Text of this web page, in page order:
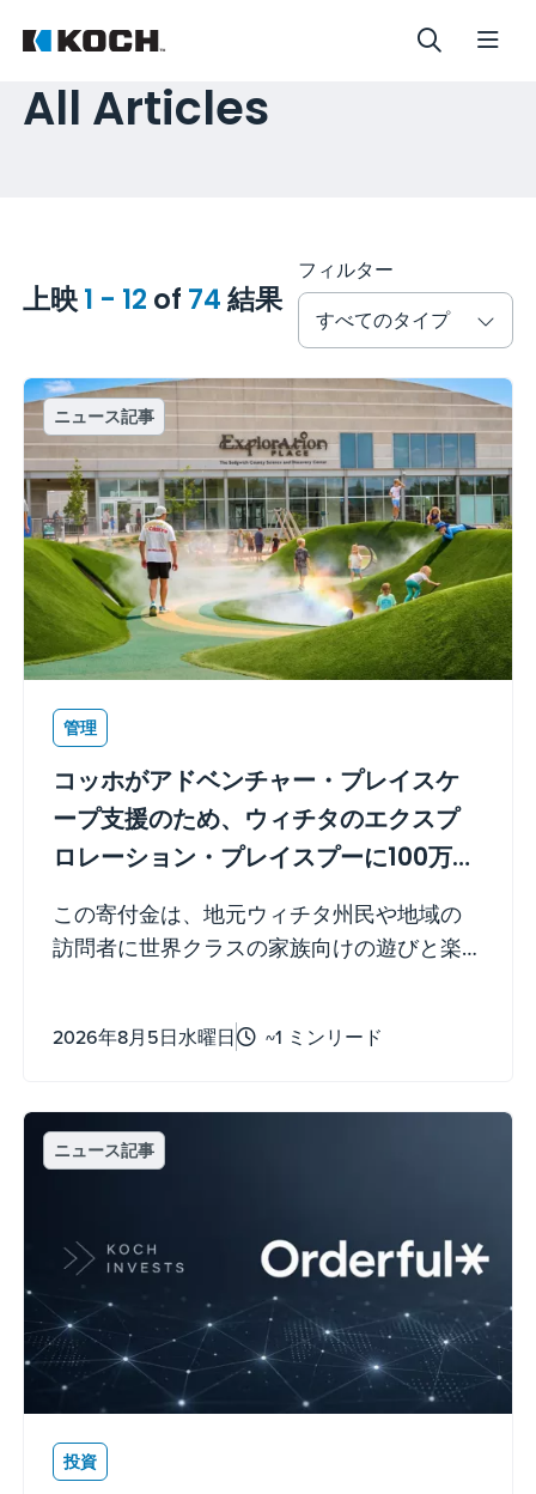
All Articles
上映1 - 12of74結果
フィルター
すべてのタイプ
ニュース記事
管理
コッホがアドベンチャー・プレイスケ
ープ支援のため、ウィチタのエクスプ
ロレーション・プレイスプーに100万ド
ルを寄付
この寄付金は、地元ウィチタ州民や地域の
訪問者に世界クラスの家族向けの遊びと楽
に充てられました。
2026年8月5日水曜日 ~1 ミンリード
ニュース記事
投資